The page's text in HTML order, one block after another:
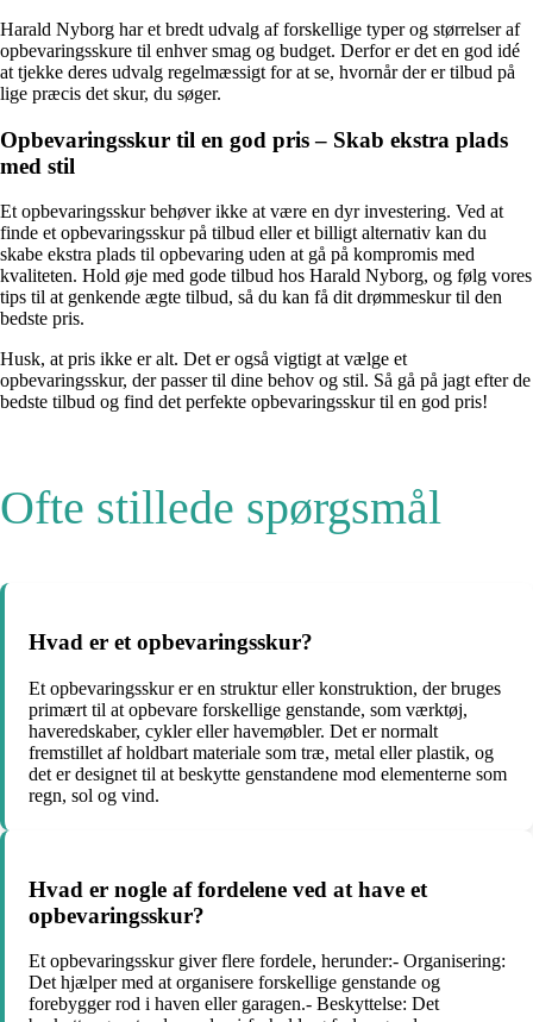
Harald Nyborg har et bredt udvalg af forskellige typer og størrelser af
opbevaringsskure til enhver smag og budget. Derfor er det en god idé
at tjekke deres udvalg regelmæssigt for at se, hvornår der er tilbud på
lige præcis det skur, du søger.
Opbevaringsskur til en god pris – Skab ekstra plads
med stil
Et opbevaringsskur behøver ikke at være en dyr investering. Ved at
finde et opbevaringsskur på tilbud eller et billigt alternativ kan du
skabe ekstra plads til opbevaring uden at gå på kompromis med
kvaliteten. Hold øje med gode tilbud hos Harald Nyborg, og følg vores
tips til at genkende ægte tilbud, så du kan få dit drømmeskur til den
bedste pris.
Husk, at pris ikke er alt. Det er også vigtigt at vælge et
opbevaringsskur, der passer til dine behov og stil. Så gå på jagt efter de
bedste tilbud og find det perfekte opbevaringsskur til en god pris!
Ofte stillede spørgsmål
Hvad er et opbevaringsskur?
Et opbevaringsskur er en struktur eller konstruktion, der bruges
primært til at opbevare forskellige genstande, som værktøj,
haveredskaber, cykler eller havemøbler. Det er normalt
fremstillet af holdbart materiale som træ, metal eller plastik, og
det er designet til at beskytte genstandene mod elementerne som
regn, sol og vind.
Hvad er nogle af fordelene ved at have et
opbevaringsskur?
Et opbevaringsskur giver flere fordele, herunder:- Organisering:
Det hjælper med at organisere forskellige genstande og
forebygger rod i haven eller garagen.- Beskyttelse: Det